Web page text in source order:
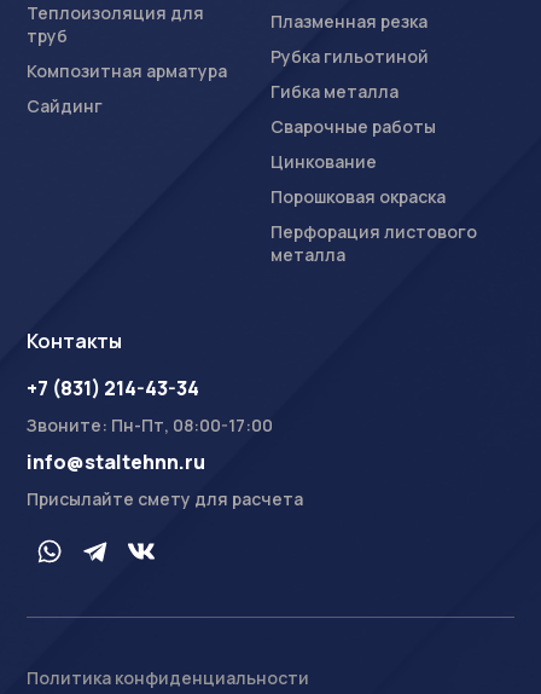
Теплоизоляция для
труб
Композитная арматура
Сайдинг
Плазменная резка
Рубка гильотиной
Гибка металла
Сварочные работы
Цинкование
Порошковая окраска
Перфорация листового
металла
Контакты
+7 (831) 214-43-34
Звоните: Пн-Пт, 08:00-17:00
info@staltehnn.ru
Присылайте смету для расчета
Политика конфиденциальности